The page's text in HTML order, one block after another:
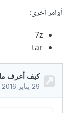
أوامر أخرى:
7z
tar